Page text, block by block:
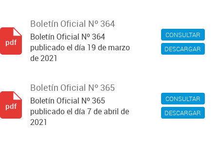
CONSULTAR
DESCARGAR
Boletín Oficial Nº 364
Boletín Oficial Nº 364
publicado el día 19 de marzo
de 2021
pdf
CONSULTAR
DESCARGAR
Boletín Oficial Nº 365
Boletín Oficial Nº 365
publicado el día 7 de abril de
2021
pdf